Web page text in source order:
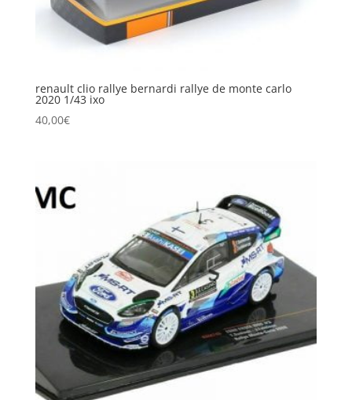
renault clio rallye bernardi rallye de monte carlo
2020 1/43 ixo
40,00€